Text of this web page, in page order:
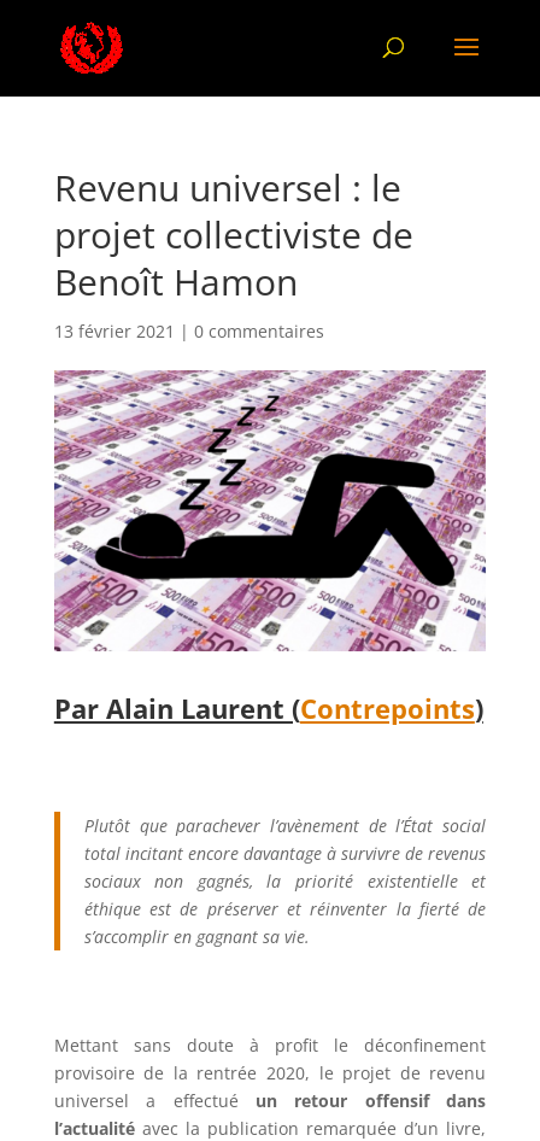
Revenu universel : le
projet collectiviste de
Benoît Hamon
13 février 2021 | 0 commentaires
Par Alain Laurent (Contrepoints)
Plutôt que parachever l’avènement de l’État social
total incitant encore davantage à survivre de revenus
sociaux non gagnés, la priorité existentielle et
éthique est de préserver et réinventer la fierté de
s’accomplir en gagnant sa vie.
Mettant sans doute à profit le déconfinement
provisoire de la rentrée 2020, le projet de revenu
universel a effectué un retour offensif dans
l’actualitéavec la publication remarquée d’un livre,